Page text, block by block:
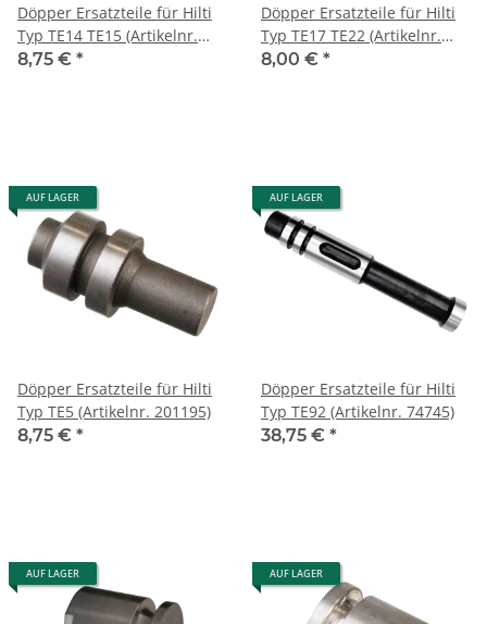
Döpper Ersatzteile für Hilti
Typ TE14 TE15 (Artikelnr.
70681)
8,75 € *
Döpper Ersatzteile für Hilti
Typ TE17 TE22 (Artikelnr.
70308)
8,00 € *
AUF LAGER
Döpper Ersatzteile für Hilti
Typ TE5 (Artikelnr. 201195)
8,75 € *
AUF LAGER
Döpper Ersatzteile für Hilti
Typ TE92 (Artikelnr. 74745)
38,75 € *
AUF LAGER AUF LAGER